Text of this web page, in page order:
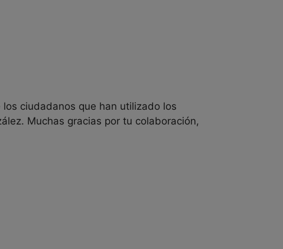
ciudadanos que han utilizado los
Muchas gracias por tu colaboración,